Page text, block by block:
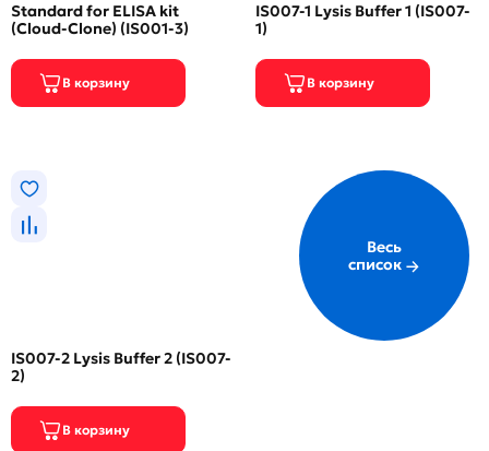
Standard for ELISA kit
(Cloud-Clone) (IS001-3)
IS007-1 Lysis Buffer 1 (IS007-
1)
IS007-2 Lysis Buffer 2 (IS007-
2)
Весь
список